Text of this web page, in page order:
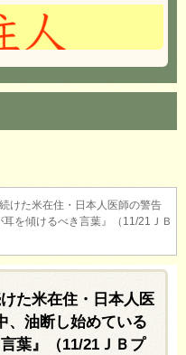
続けた米在住・日本人医師の警告
を傾けるべき言葉』（11/21ＪＢ
た米在住・日本人医
油断し始めている
葉』（11/21ＪＢプ